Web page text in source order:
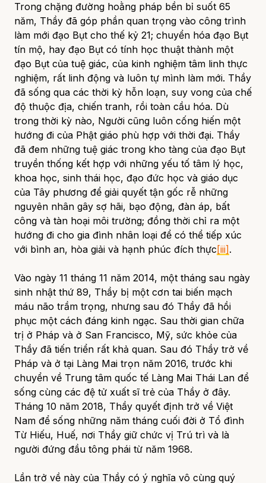
Trong chặng đường hoằng pháp bền bỉ suốt 65
năm, Thầy đã góp phần quan trọng vào công trình
làm mới đạo Bụt cho thế kỷ 21; chuyển hóa đạo Bụt
tín mộ, hay đạo Bụt có tính học thuật thành một
đạo Bụt của tuệ giác, của kinh nghiệm tâm linh thực
nghiệm, rất linh động và luôn tự mình làm mới. Thầy
đã sống qua các thời kỳ hỗn loạn, suy vong của chế
độ thuộc địa, chiến tranh, rồi toàn cầu hóa. Dù
trong thời kỳ nào, Người cũng luôn cống hiến một
hướng đi của Phật giáo phù hợp với thời đại. Thầy
đã đem những tuệ giác trong kho tàng của đạo Bụt
truyền thống kết hợp với những yếu tố tâm lý học,
khoa học, sinh thái học, đạo đức học và giáo dục
của Tây phương để giải quyết tận gốc rễ những
nguyên nhân gây sợ hãi, bạo động, đàn áp, bất
công và tàn hoại môi trường; đồng thời chỉ ra một
hướng đi cho gia đình nhân loại để có thể tiếp xúc
với bình an, hòa giải và hạnh phúc đích thực [iii] .
Vào ngày 11 tháng 11 năm 2014, một tháng sau ngày
sinh nhật thứ 89, Thầy bị một cơn tai biến mạch
máu não trầm trọng, nhưng sau đó Thầy đã hồi
phục một cách đáng kinh ngạc. Sau thời gian chữa
trị ở Pháp và ở San Francisco, Mỹ, sức khỏe của
Thầy đã tiến triển rất khả quan. Sau đó Thầy trở về
Pháp và ở tại Làng Mai trọn năm 2016, trước khi
chuyển về Trung tâm quốc tế Làng Mai Thái Lan để
sống cùng các đệ tử xuất sĩ trẻ của Thầy ở đây.
Tháng 10 năm 2018, Thầy quyết định trở về Việt
Nam để sống những năm tháng cuối đời ở Tổ đình
Từ Hiếu, Huế, nơi Thầy giữ chức vị Trú trì và là
người đứng đầu tông phái từ năm 1968.
Lần trở về này của Thầy có ý nghĩa vô cùng quý